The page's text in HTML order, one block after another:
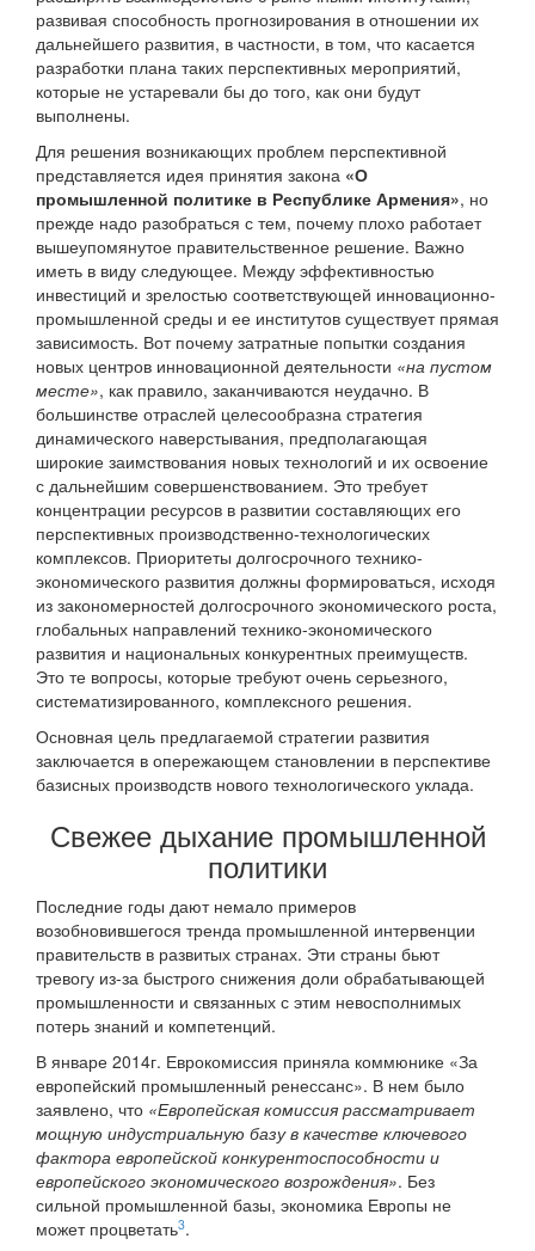
развивая способность прогнозирования в отношении их
дальнейшего развития, в частности, в том, что касается
разработки плана таких перспективных мероприятий,
которые не устаревали бы до того, как они будут
выполнены.
Для решения возникающих проблем перспективной
представляется идея принятия закона «О
промышленной политике в Республике Армения», но
прежде надо разобраться с тем, почему плохо работает
вышеупомянутое правительственное решение. Важно
иметь в виду следующее. Между эффективностью
инвестиций и зрелостью соответствующей инновационно-
промышленной среды и ее институтов существует прямая
зависимость. Вот почему затратные попытки создания
новых центров инновационной деятельности «на пустом
месте», как правило, заканчиваются неудачно. В
большинстве отраслей целесообразна стратегия
динамического наверстывания, предполагающая
широкие заимствования новых технологий и их освоение
с дальнейшим совершенствованием. Это требует
концентрации ресурсов в развитии составляющих его
перспективных производственно-технологических
комплексов. Приоритеты долгосрочного технико-
экономического развития должны формироваться, исходя
из закономерностей долгосрочного экономического роста,
глобальных направлений технико-экономического
развития и национальных конкурентных преимуществ.
Это те вопросы, которые требуют очень серьезного,
систематизированного, комплексного решения.
Основная цель предлагаемой стратегии развития
заключается в опережающем становлении в перспективе
базисных производств нового технологического уклада.
Свежее дыхание промышленной
политики
Последние годы дают немало примеров
возобновившегося тренда промышленной интервенции
правительств в развитых странах. Эти страны бьют
тревогу из-за быстрого снижения доли обрабатывающей
промышленности и связанных с этим невосполнимых
потерь знаний и компетенций.
В январе 2014г. Еврокомиссия приняла коммюнике «За
европейский промышленный ренессанс». В нем было
заявлено, что «Европейская комиссия рассматривает
мощную индустриальную базу в качестве ключевого
фактора европейской конкурентоспособности и
европейского экономического возрождения». Без
сильной промышленной базы, экономика Европы не
может процветать3.